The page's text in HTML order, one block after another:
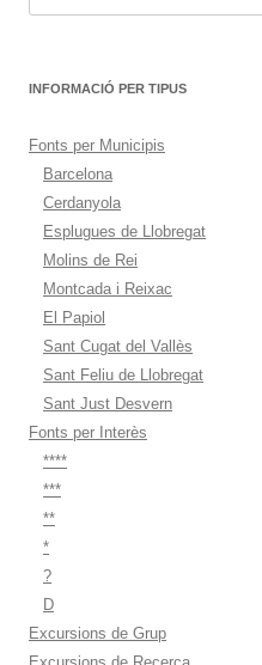
INFORMACIÓ PER TIPUS
Fonts per Municipis
Barcelona
Cerdanyola
Esplugues de Llobregat
Molins de Rei
Montcada i Reixac
El Papiol
Sant Cugat del Vallès
Sant Feliu de Llobregat
Sant Just Desvern
Fonts per Interès
****
***
**
*
?
D
Excursions de Grup